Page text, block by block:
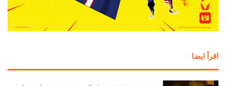
اقرأ ايضا